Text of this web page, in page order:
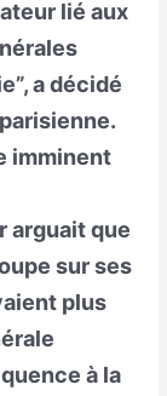
lié aux
a décidé
imminent
arguait que
sur ses
plus
à la